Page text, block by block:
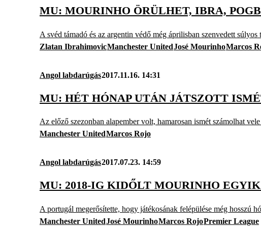
MU: MOURINHO ÖRÜLHET, IBRA,
A svéd támadó és az argentin védő még áprilisban szenvedett súlyos
Zlatan IbrahimovicManchester UnitedJosé MourinhoMarcos
Angol labdarúgás2017.11.16. 14:31
MU: HÉT HÓNAP UTÁN JÁTSZOTT
Az előző szezonban alapember volt, hamarosan ismét számolhat
Manchester UnitedMarcos Rojo
Angol labdarúgás2017.07.23. 14:59
MU: 2018-IG KIDŐLT MOURINHO
A portugál megerősítette, hogy játékosának felépülése még hosszú
Manchester UnitedJosé MourinhoMarcos RojoPremier League